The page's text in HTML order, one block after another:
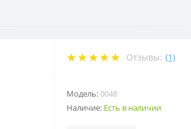
Отзывы: (1)
Модель:0048
Наличие: Есть в наличии